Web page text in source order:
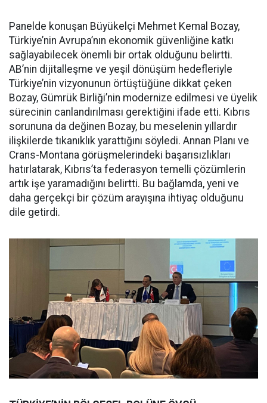
Panelde konuşan Büyükelçi Mehmet Kemal Bozay,
Türkiye’nin Avrupa’nın ekonomik güvenliğine katkı
sağlayabilecek önemli bir ortak olduğunu belirtti.
AB’nin dijitalleşme ve yeşil dönüşüm hedefleriyle
Türkiye’nin vizyonunun örtüştüğüne dikkat çeken
Bozay, Gümrük Birliği’nin modernize edilmesi ve üyelik
sürecinin canlandırılması gerektiğini ifade etti. Kıbrıs
sorununa da değinen Bozay, bu meselenin yıllardır
ilişkilerde tıkanıklık yarattığını söyledi. Annan Planı ve
Crans-Montana görüşmelerindeki başarısızlıkları
hatırlatarak, Kıbrıs’ta federasyon temelli çözümlerin
artık işe yaramadığını belirtti. Bu bağlamda, yeni ve
daha gerçekçi bir çözüm arayışına ihtiyaç olduğunu
dile getirdi.